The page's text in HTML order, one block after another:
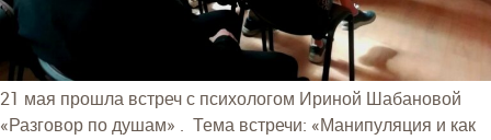
21 мая прошла встреч с психологом Ириной Шабановой
«Разговор по душам» . Тема встречи: «Манипуляция и как